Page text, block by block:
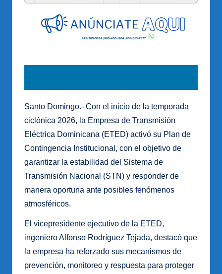
Santo Domingo.- Con el inicio de la temporada
ciclónica 2026, la Empresa de Transmisión
Eléctrica Dominicana (ETED) activó su Plan de
Contingencia Institucional, con el objetivo de
garantizar la estabilidad del Sistema de
Transmisión Nacional (STN) y responder de
manera oportuna ante posibles fenómenos
atmosféricos.
El vicepresidente ejecutivo de la ETED,
ingeniero Alfonso Rodríguez Tejada, destacó que
la empresa ha reforzado sus mecanismos de
prevención, monitoreo y respuesta para proteger